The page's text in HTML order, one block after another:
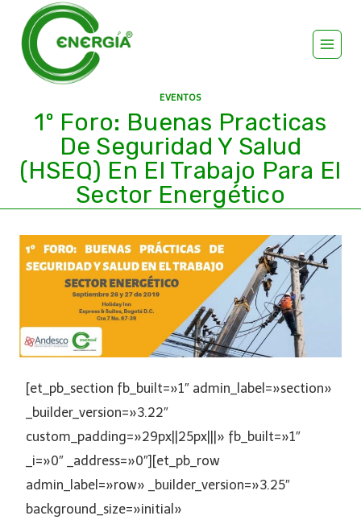
EVENTOS
1º Foro: Buenas Practicas
De Seguridad Y Salud
(HSEQ) En El Trabajo Para El
Sector Energético
[et_pb_section fb_built=»1″ admin_label=»section»
_builder_version=»3.22″
custom_padding=»29px||25px|||» fb_built=»1″
_i=»0″ _address=»0″][et_pb_row
admin_label=»row» _builder_version=»3.25″
background_size=»initial»